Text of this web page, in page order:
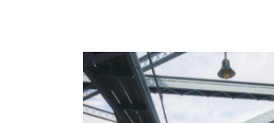
Acero estructural en Calgary: